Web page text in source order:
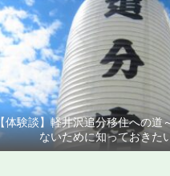
体験談】軽井沢追分移住への道
ないために知っておきた